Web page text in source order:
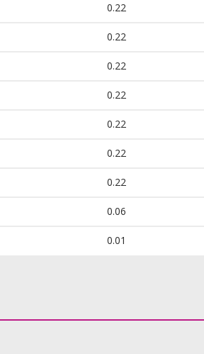
0.22
0.22
0.22
0.22
0.22
0.22
0.22
0.06
0.01